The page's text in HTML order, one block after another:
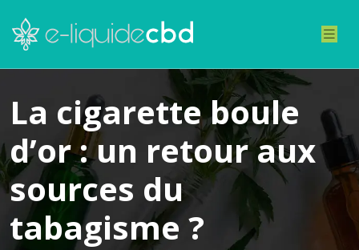
La cigarette boule
d’or : un retour aux
sources du
tabagisme ?